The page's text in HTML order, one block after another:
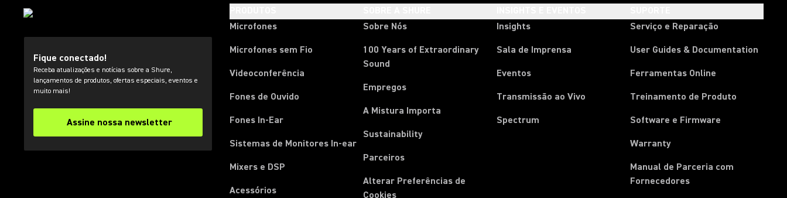
Fique conectado!
Receba atualizações e notícias sobre a Shure,
lançamentos de produtos, ofertas especiais, eventos e
muito mais!
Assine nossa newsletter
Microfones
Microfones sem Fio
Videoconferência
Fones de Ouvido
Fones In-Ear
Sistemas de Monitores In-ear
Mixers e DSP
Acessórios
Sobre Nós
100 Years of Extraordinary
Sound
Empregos
A Mistura Importa
Sustainability
Parceiros
Alterar Preferências de
Cookies
Insights
Sala de Imprensa
Eventos
Transmissão ao Vivo
Spectrum
Serviço e Reparação
User Guides & Documentation
Ferramentas Online
Treinamento de Produto
Software e Firmware
Warranty
Manual de Parceria com
Fornecedores(Opens in a new tab)